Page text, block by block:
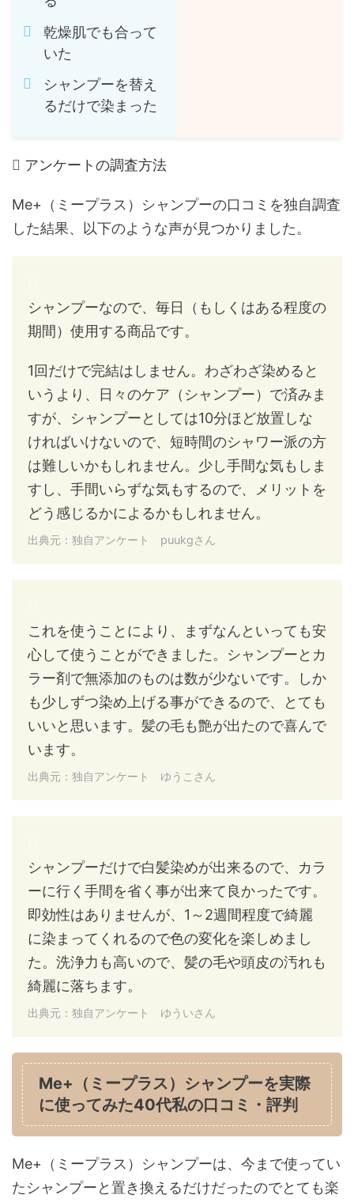
乾燥肌でも合って
いた
シャンプーを替え
るだけで染まった
アンケートの調査方法
Me+（ミープラス）シャンプーの口コミを独自調査
した結果、以下のような声が見つかりました。
シャンプーなので、毎日（もしくはある程度の
期間）使用する商品です。
1回だけで完結はしません。わざわざ染めると
いうより、日々のケア（シャンプー）で済みま
すが、シャンプーとしては10分ほど放置しな
ければいけないので、短時間のシャワー派の方
は難しいかもしれません。少し手間な気もしま
すし、手間いらずな気もするので、メリットを
どう感じるかによるかもしれません。
出典元：独自アンケート puukgさん
これを使うことにより、まずなんといっても安
心して使うことができました。シャンプーとカ
ラー剤で無添加のものは数が少ないです。しか
も少しずつ染め上げる事ができるので、とても
いいと思います。髪の毛も艶が出たので喜んで
います。
出典元：独自アンケート ゆうこさん
シャンプーだけで白髪染めが出来るので、カラ
ーに行く手間を省く事が出来て良かったです。
即効性はありませんが、1～2週間程度で綺麗
に染まってくれるので色の変化を楽しめまし
た。洗浄力も高いので、髪の毛や頭皮の汚れも
綺麗に落ちます。
出典元：独自アンケート ゆういさん
Me+（ミープラス）シャンプーを実際
に使ってみた40代私の口コミ・評判
Me+（ミープラス）シャンプーは、今まで使ってい
たシャンプーと置き換えるだけだったのでとても楽